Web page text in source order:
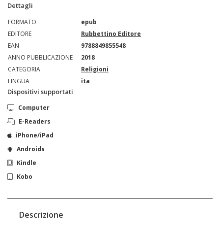
Dettagli
FORMATO
epub
EDITORE
Rubbettino Editore
EAN
9788849855548
ANNO PUBBLICAZIONE
2018
CATEGORIA
Religioni
LINGUA
ita
Dispositivi supportati
Computer
E-Readers
iPhone/iPad
Androids
Kindle
Kobo
Descrizione